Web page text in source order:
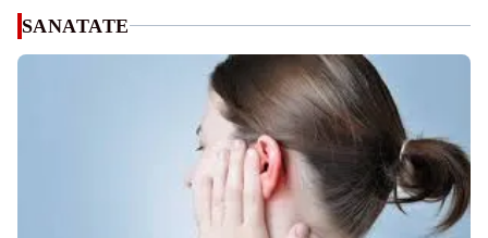
SANATATE